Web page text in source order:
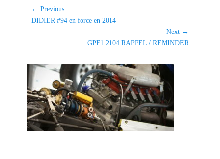
Navigation
de
← Previous
Previous
DIDIER #94 en force en 2014
Next →
GPF1 2104 RAPPEL / REMINDER